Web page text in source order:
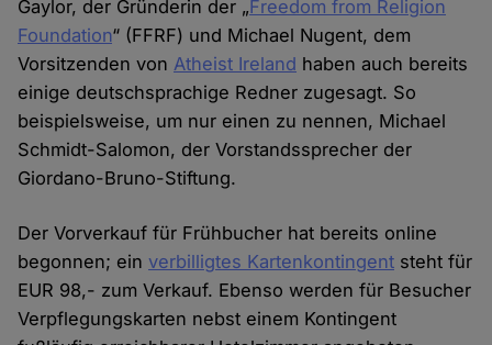
Gaylor, der Gründerin der „Freedom from Religion
Foundation“ (FFRF) und Michael Nugent, dem
Vorsitzenden vonAtheist Ireland haben auch bereits
einige deutschsprachige Redner zugesagt. So
beispielsweise, um nur einen zu nennen, Michael
Schmidt-Salomon, der Vorstandssprecher der
Giordano-Bruno-Stiftung.
Der Vorverkauf für Frühbucher hat bereits online
begonnen; einverbilligtes Kartenkontingent steht für
EUR 98,- zum Verkauf. Ebenso werden für Besucher
Verpflegungskarten nebst einem Kontingent